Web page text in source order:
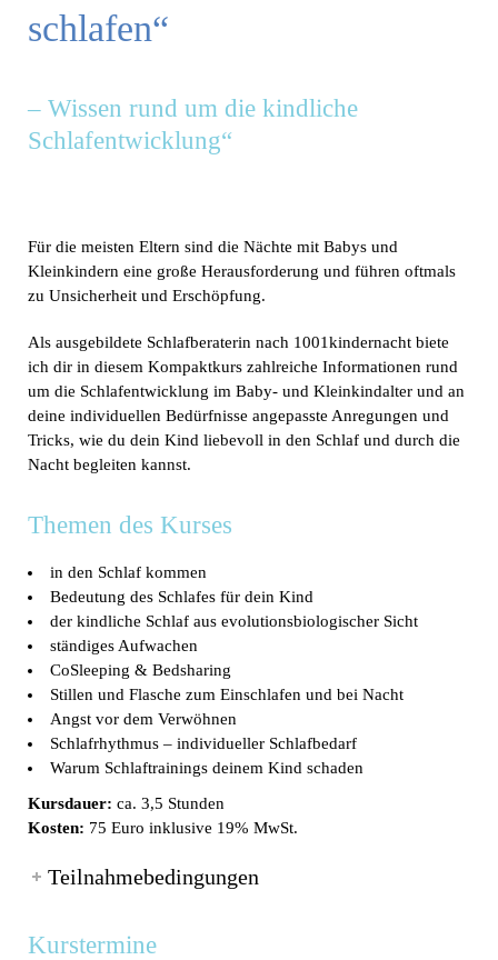
schlafen“
– Wissen rund um die kindliche
Schlafentwicklung“
Für die meisten Eltern sind die Nächte mit Babys und
Kleinkindern eine große Herausforderung und führen oftmals
zu Unsicherheit und Erschöpfung.
Als ausgebildete Schlafberaterin nach 1001kindernacht biete
ich dir in diesem Kompaktkurs zahlreiche Informationen rund
um die Schlafentwicklung im Baby- und Kleinkindalter und an
deine individuellen Bedürfnisse angepasste Anregungen und
Tricks, wie du dein Kind liebevoll in den Schlaf und durch die
Nacht begleiten kannst.
Themen des Kurses
in den Schlaf kommen
Bedeutung des Schlafes für dein Kind
der kindliche Schlaf aus evolutionsbiologischer Sicht
ständiges Aufwachen
CoSleeping & Bedsharing
Stillen und Flasche zum Einschlafen und bei Nacht
Angst vor dem Verwöhnen
Schlafrhythmus – individueller Schlafbedarf
Warum Schlaftrainings deinem Kind schaden
Kursdauer: ca. 3,5 Stunden
Kosten: 75 Euro inklusive 19% MwSt.
Teilnahmebedingungen
Kurstermine